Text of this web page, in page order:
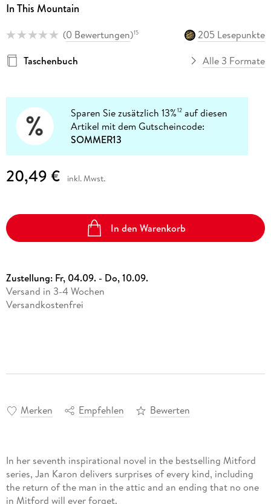
In This Mountain
(0 Bewertungen)15
205 Lesepunkte
Taschenbuch
Alle 3 Formate
Sparen Sie zusätzlich 13%12 auf diesen
Artikel mit dem Gutscheincode:
SOMMER13
20,49 € inkl. Mwst.
In den Warenkorb
Zustellung: Fr, 04.09. - Do, 10.09.
Versand in 3-4 Wochen
Versandkostenfrei
Merken Empfehlen Bewerten
In her seventh inspirational novel in the bestselling Mitford
series, Jan Karon delivers surprises of every kind, including
the return of the man in the attic and an ending that no one
in Mitford will ever forget.